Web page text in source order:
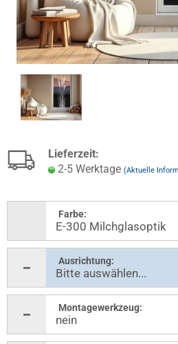
Lieferzeit:
2-5 Werktage (Aktuelle
Farbe:
Ausrichtung:
Montagewerkzeug: